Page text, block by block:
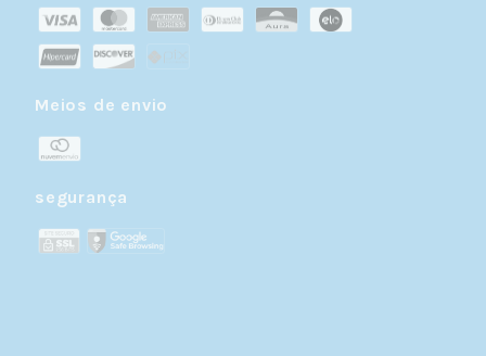
Meios de envio
segurança